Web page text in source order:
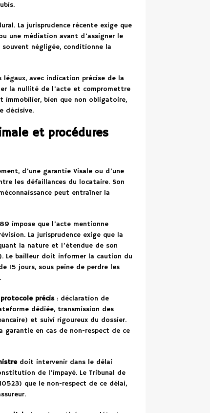
La jurisprudence récente exige que
une médiation avant d’assigner le
souvent négligée, conditionne la
avec indication précise de la
la nullité de l’acte et compromettre
immobilier, bien que non obligatoire,
décisive.
et procédures
d’une garantie Visale ou d’une
les défaillances du locataire. Son
peut entraîner la
impose que l’acte mentionne
La jurisprudence exige que la
la nature et l’étendue de son
Le bailleur doit informer la caution du
15 jours, sous peine de perdre les
protocole précis: déclaration de
dédiée, transmission des
et suivi rigoureux du dossier.
en cas de non-respect de ce
doit intervenir dans le délai
de l’impayé. Le Tribunal de
que le non-respect de ce délai,